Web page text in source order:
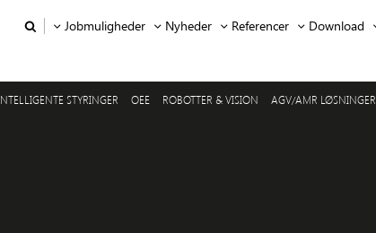
Jobmuligheder Nyheder Referencer Download
STYRINGER OEE ROBOTTER & VISION AGV/AMR LØSNINGER